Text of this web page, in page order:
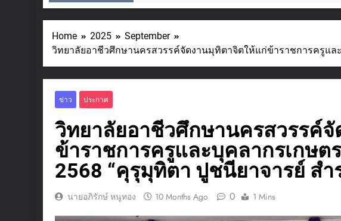
Home 2025
September
วิทยาลัยอาชีวศึกษานครสวรรค์จัดงานมุทิตาจิตให้แก่ข้าราชการครูแล
ข่าว ประกาศ
วิทยาลัยอาชีวศึกษานครสวรรค์
ข้าราชการครูและบุคลากรเกษต
2568 “คุรุมุทิตา ปูชนียาจารย์ ส
นายอภิรักษ์ หนูทอง 10 Months Ago 0 1 Mins